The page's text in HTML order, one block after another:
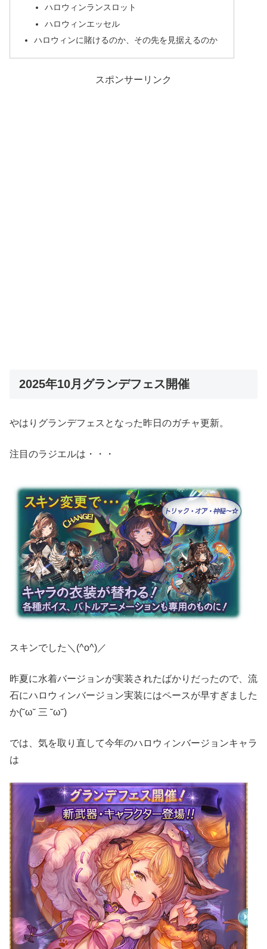
ハロウィンランスロット
ハロウィンエッセル
ハロウィンに賭けるのか、その先を見据えるのか
スポンサーリンク
2025年10月グランデフェス開催
やはりグランデフェスとなった昨日のガチャ更新。
注目のラジエルは・・・
スキンでした＼(^o^)／
昨夏に水着バージョンが実装されたばかりだったので、流
石にハロウィンバージョン実装にはペースが早すぎました
か(˘ω˘ 三 ˘ω˘)
では、気を取り直して今年のハロウィンバージョンキャラ
は